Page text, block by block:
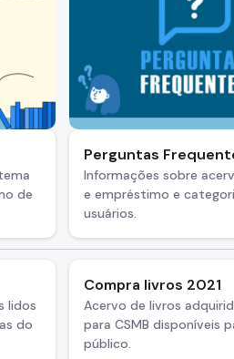
de
Perguntas
Informações sobre
e empréstimo e
usuários.
lidos
do
Compra livros 2021
Acervo de livros
para CSMB disponíveis
público.